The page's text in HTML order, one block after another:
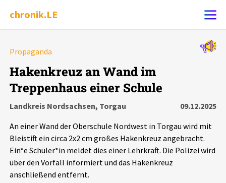
chronik.LE
Chronik
Leipziger Zustände
Schlaglichter
Propaganda
Hakenkreuz an Wand im
Treppenhaus einer Schule
Landkreis Nordsachsen, Torgau
09.12.2025
An einer Wand der Oberschule Nordwest in Torgau wird mit
Bleistift ein circa 2x2 cm großes Hakenkreuz angebracht.
Ein*e Schüler*in meldet dies einer Lehrkraft. Die Polizei wird
über den Vorfall informiert und das Hakenkreuz
anschließend entfernt.
Alle Ereignisse
Ereignisse
Ereignisse Statistik